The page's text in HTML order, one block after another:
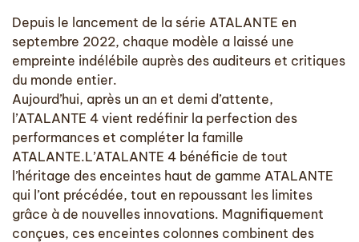
Depuis le lancement de la série ATALANTE en
septembre 2022, chaque modèle a laissé une
empreinte indélébile auprès des auditeurs et critiques
du monde entier.
Aujourd’hui, après un an et demi d’attente,
l’ATALANTE 4 vient redéfinir la perfection des
performances et compléter la famille
ATALANTE.L’ATALANTE 4 bénéficie de tout
l’héritage des enceintes haut de gamme ATALANTE
qui l’ont précédée, tout en repoussant les limites
grâce à de nouvelles innovations. Magnifiquement
conçues, ces enceintes colonnes combinent des